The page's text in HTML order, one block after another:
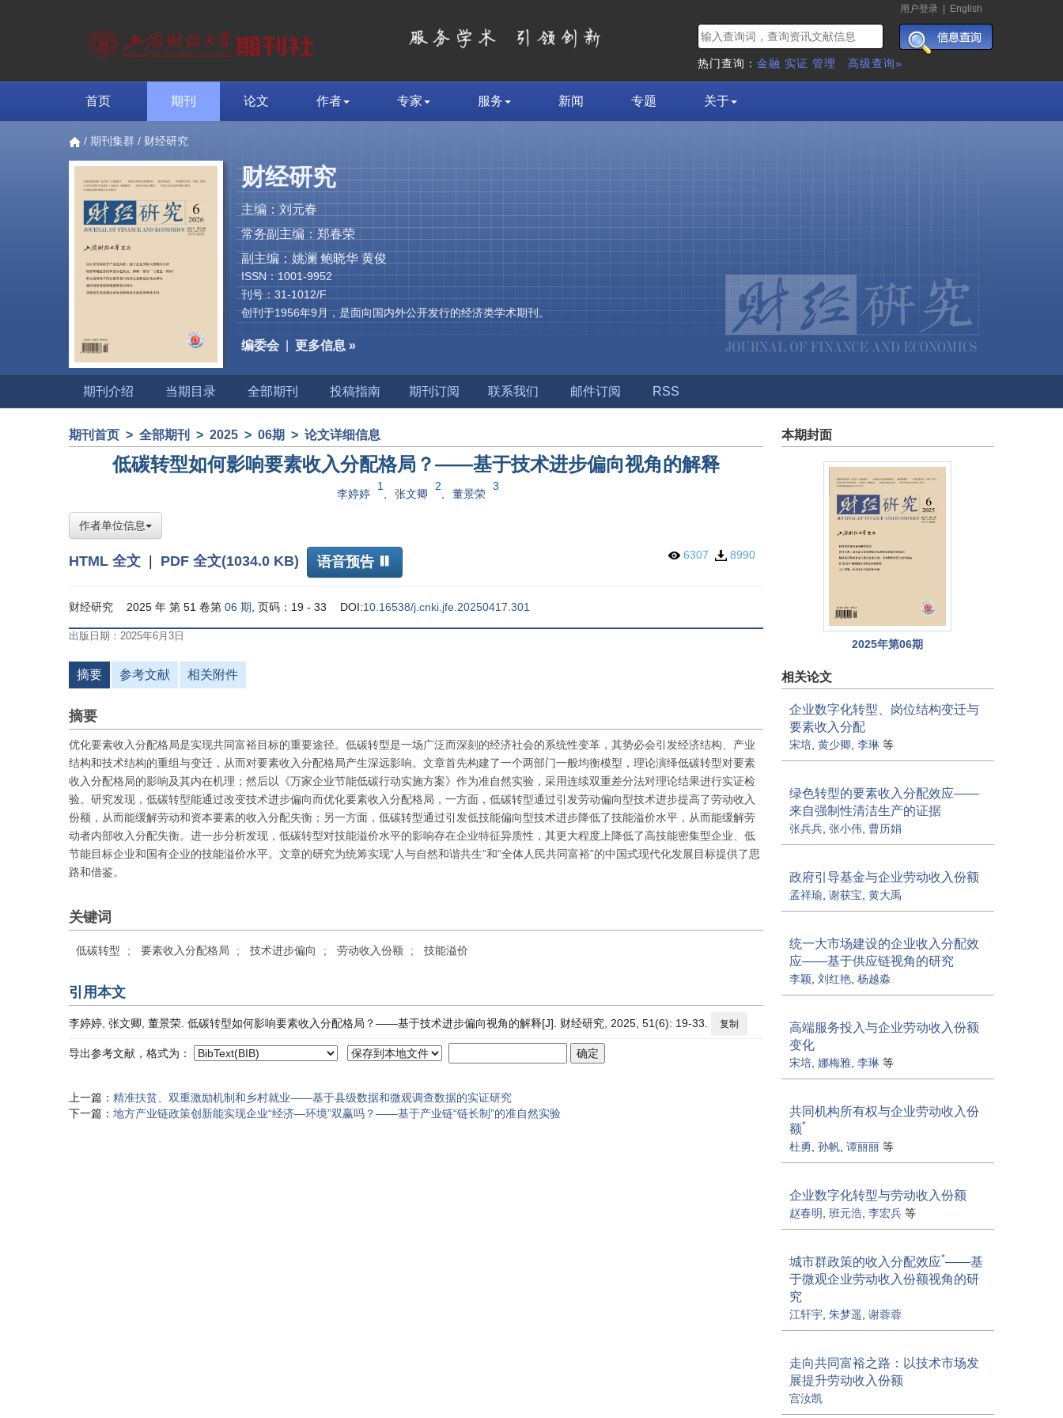
用户登录 English
热门查询： 金融 实证 管理 高级查询»
首页 期刊 论文 作者 专家 服务 新闻 专题 关于
/ 期刊集群 / 财经研究
财经研究
主编：刘元春
常务副主编：郑春荣
副主编：姚澜 鲍晓华 黄俊
ISSN：1001-9952
刊号：31-1012/F
创刊于1956年9月，是面向国内外公开发行的经济类学术期刊。
编委会 更多信息 »
期刊介绍 当期目录 全部期刊 投稿指南 期刊订阅 联系我们 邮件订阅 RSS
期刊首页 > 全部期刊 > 2025 > 06期 > 论文详细信息
低碳转型如何影响要素收入分配格局？——基于技术进步偏向视角的解释
李婷婷
1
张文卿
2
董景荣
3
作者单位信息
HTML 全文 PDF 全文(1034.0 KB) 语音预告 6307 8990
财经研究 2025 年 第 51 卷第 06 期 , 页码：19 - 33 DOI:10.16538/j.cnki.jfe.20250417.301
出版日期：2025年6月3日
摘要 参考文献 相关附件
摘要
优化要素收入分配格局是实现共同富裕目标的重要途径。低碳转型是一场广泛而深刻的经济社会的系统性变革，其势必会引发经济结构、产业
结构和技术结构的重组与变迁，从而对要素收入分配格局产生深远影响。文章首先构建了一个两部门一般均衡模型，理论演绎低碳转型对要素
收入分配格局的影响及其内在机理；然后以《万家企业节能低碳行动实施方案》作为准自然实验，采用连续双重差分法对理论结果进行实证检
验。研究发现，低碳转型能通过改变技术进步偏向而优化要素收入分配格局，一方面，低碳转型通过引发劳动偏向型技术进步提高了劳动收入
份额，从而能缓解劳动和资本要素的收入分配失衡；另一方面，低碳转型通过引发低技能偏向型技术进步降低了技能溢价水平，从而能缓解劳
动者内部收入分配失衡。进一步分析发现，低碳转型对技能溢价水平的影响存在企业特征异质性，其更大程度上降低了高技能密集型企业、低
节能目标企业和国有企业的技能溢价水平。文章的研究为统筹实现“人与自然和谐共生”和“全体人民共同富裕”的中国式现代化发展目标提供了思
路和借鉴。
关键词
低碳转型 ; 要素收入分配格局 ; 技术进步偏向 ; 劳动收入份额 ; 技能溢价
引用本文
李婷婷, 张文卿, 董景荣. 低碳转型如何影响要素收入分配格局？——基于技术进步偏向视角的解释[J]. 财经研究, 2025, 51(6): 19-33. 复制
导出参考文献，格式为：
上一篇： 精准扶贫、双重激励机制和乡村就业——基于县级数据和微观调查数据的实证研究
下一篇： 地方产业链政策创新能实现企业“经济—环境”双赢吗？——基于产业链“链长制”的准自然实验
本期封面
2025年第06期
相关论文
企业数字化转型、岗位结构变迁与
要素收入分配
宋培, 黄少卿, 李琳 等
绿色转型的要素收入分配效应——
来自强制性清洁生产的证据
张兵兵, 张小伟, 曹历娟
政府引导基金与企业劳动收入份额
孟祥瑜, 谢获宝, 黄大禹
统一大市场建设的企业收入分配效
应——基于供应链视角的研究
李颖, 刘红艳, 杨越淼
高端服务投入与企业劳动收入份额
变化
宋培, 娜梅雅, 李琳 等
共同机构所有权与企业劳动收入份
额*
杜勇, 孙帆, 谭丽丽等
企业数字化转型与劳动收入份额
赵春明, 班元浩, 李宏兵等
城市群政策的收入分配效应*——基
于微观企业劳动收入份额视角的研
究
江轩宇, 朱梦遥, 谢蓉蓉
走向共同富裕之路：以技术市场发
展提升劳动收入份额
宫汝凯